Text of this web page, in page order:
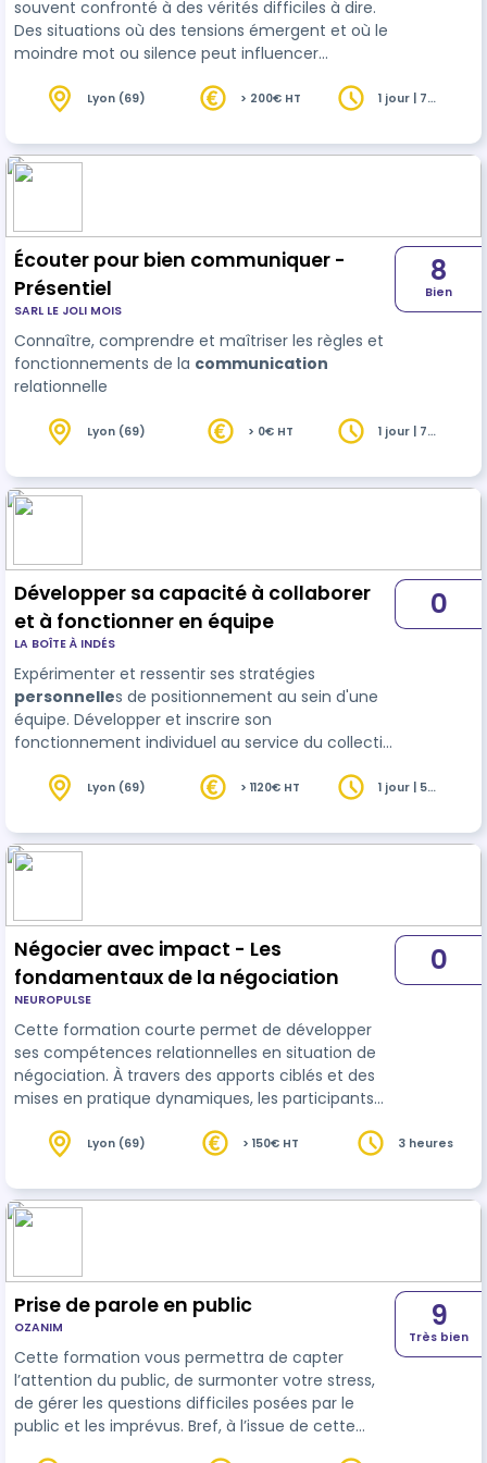
souvent confronté à des vérités difficiles à dire.
Des situations où des tensions émergent et où le
moindre mot ou silence peut influencer
organisation. Dans votre rôle de dirigeant ou de
s’agit de prendre des décisions critiques, de
trancher dans des situations conflictuelles ou
Lyon (69) > 200€ HT
1 jour | 7
Écouter pour bien communiquer -
Présentiel
SARL LE JOLI MOIS
Connaître, comprendre et maîtriser les règles et
fonctionnements de la communication
relationnelle
8
Bien
Lyon (69) > 0€ HT
1 jour | 7
Développer sa capacité à collaborer
et à fonctionner en équipe
LA BOÎTE À INDÉS
Expérimenter et ressentir ses stratégies
personnelles de positionnement au sein d'une
équipe. Développer et inscrire son
fonctionnement individuel au service du collectif.
d'atteindre un objectif commun. Le cheval est un
0
Lyon (69) > 1120€ HT
1 jour | 5
Négocier avec impact - Les
fondamentaux de la négociation
NEUROPULSE
Cette formation courte permet de développer
ses compétences relationnelles en situation de
négociation. À travers des apports ciblés et des
mises en pratique dynamiques, les participants
posture et mobiliser les bons leviers pour
intensif pour gagner en clarté, en impact et en
confiance dans ses échanges professionnels.
0
Lyon (69) > 150€ HT 3 heures
Prise de parole en public
OZANIM
Cette formation vous permettra de capter
l’attention du public, de surmonter votre stress,
de gérer les questions difficiles posées par le
public et les imprévus. Bref, à l’issue de cette
9
Très bien